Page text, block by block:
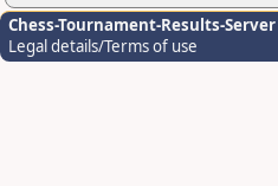
Chess-Tournament-Results-Server
Legal details/Terms of use